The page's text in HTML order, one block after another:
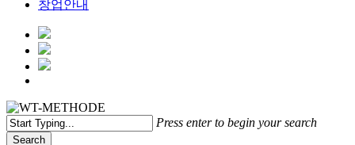
창업안내
Press enter to begin your search
Search